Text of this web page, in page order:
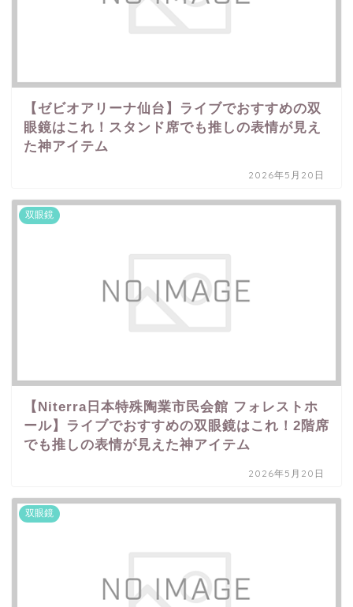
【ゼビオアリーナ仙台】ライブでおすすめの双
眼鏡はこれ！スタンド席でも推しの表情が見え
た神アイテム
2026年5月20日
双眼鏡
【Niterra日本特殊陶業市民会館 フォレストホ
ール】ライブでおすすめの双眼鏡はこれ！2階席
でも推しの表情が見えた神アイテム
2026年5月20日
双眼鏡